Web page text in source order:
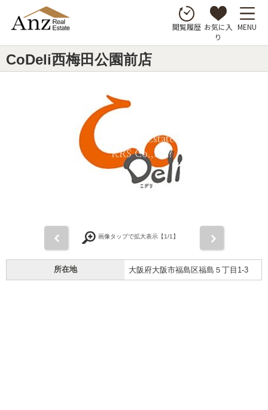
閲覧履歴 お気に入
り
MENU
CoDeli西梅田公園前店
画像タップで拡大表示【1/1】
所在地 大阪府大阪市福島区福島５丁目1-3